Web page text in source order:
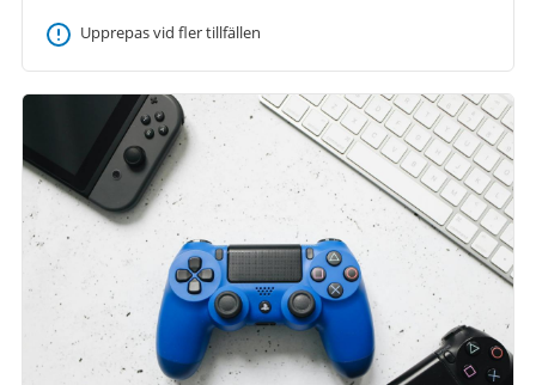
Upprepas vid fler tillfällen